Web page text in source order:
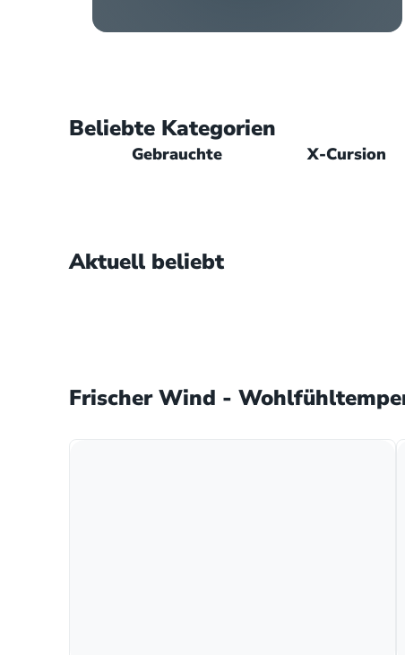
Beliebte Kategorien
Gebrauchte X-Cursion
Aktuell beliebt
Frischer Wind -